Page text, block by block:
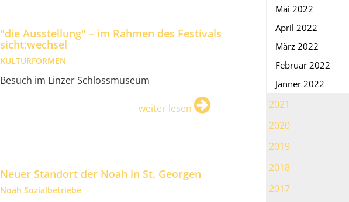
Mai 2022
April 2022
März 2022
Februar 2022
Jänner 2022
2021
2020
2019
2018
2017
"die Ausstellung" – im Rahmen des Festivals
sicht:wechsel
KULTURFORMEN
Besuch im Linzer Schlossmuseum
weiter lesen
Neuer Standort der Noah in St. Georgen
Noah Sozialbetriebe